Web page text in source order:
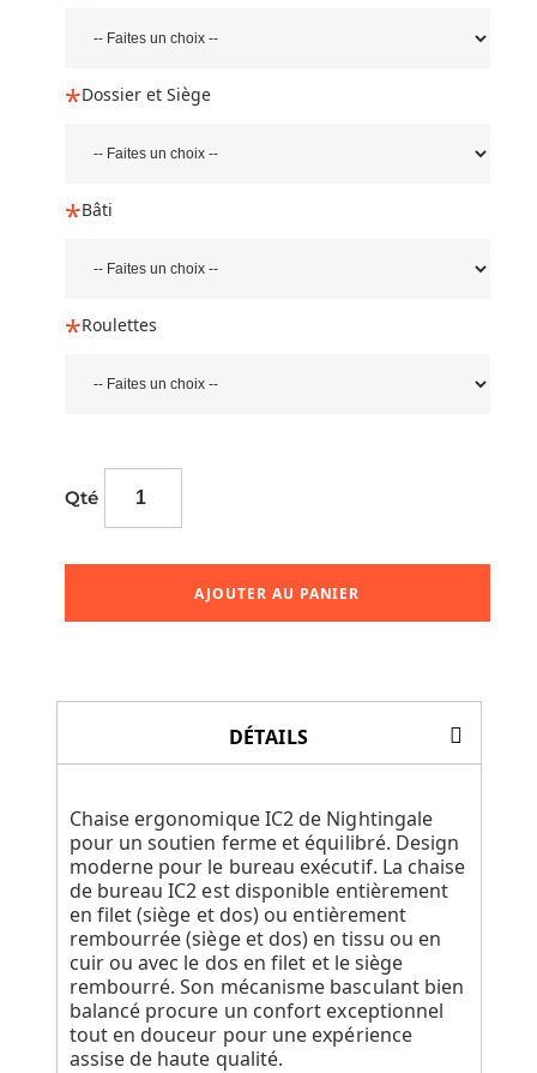
Dossier et Siège
Bâti
Roulettes
Qté
AJOUTER AU PANIER
DÉTAILS
Chaise ergonomique IC2 de Nightingale
pour un soutien ferme et équilibré. Design
moderne pour le bureau exécutif. La chaise
de bureau IC2 est disponible entièrement
en filet (siège et dos) ou entièrement
rembourrée (siège et dos) en tissu ou en
cuir ou avec le dos en filet et le siège
rembourré. Son mécanisme basculant bien
balancé procure un confort exceptionnel
tout en douceur pour une expérience
assise de haute qualité.